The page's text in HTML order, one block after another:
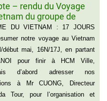
– rendu du Voyage
du groupe de
ANNA BOVO
de 21 personnes) –
DU VIETNAM : 17 JOURS
notre voyage au Vietnam
début mai, 16N/17J, en partant
pour finir à HCM Ville,
d’abord adresser nos
à Mr CUONG, Directeur
Tour, pour l’organisation et